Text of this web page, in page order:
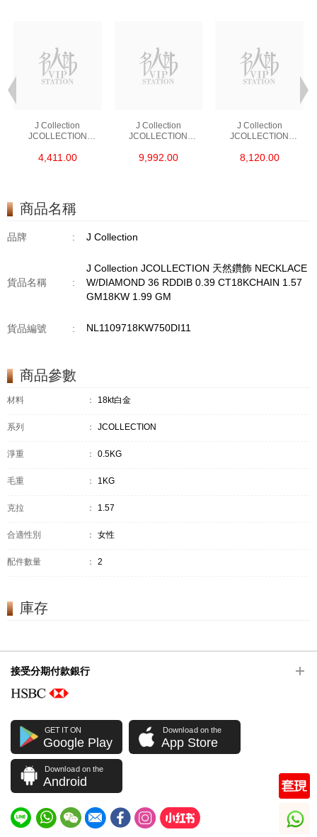
J Collection
JCOLLECTION
RDDI 0.48 CT18KR
4,411.00
J Collection
JCOLLECTION
RDDI 1.34 CT18KW
9,992.00
J Collection
JCOLLECTION
W/DIAMOND 7
8,120.00
商品名稱
品牌 : J Collection
貨品名稱 :
J Collection JCOLLECTION 天然鑽飾 NECKLACE
W/DIAMOND 36 RDDIB 0.39 CT18KCHAIN 1.57
GM18KW 1.99 GM
貨品編號 : NL1109718KW750DI11
商品參數
材料 ： 18kt白金
系列 ： JCOLLECTION
淨重 ： 0.5KG
毛重 ： 1KG
克拉 ： 1.57
合適性別 ： 女性
配件數量 ： 2
庫存
接受分期付款銀行
GET IT ON
Google Play
Download on the
App Store
Download on the
Android